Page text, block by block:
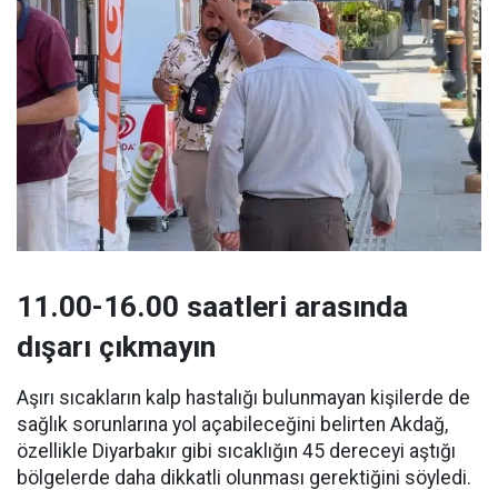
11.00-16.00 saatleri arasında
dışarı çıkmayın
Aşırı sıcakların kalp hastalığı bulunmayan kişilerde de
sağlık sorunlarına yol açabileceğini belirten Akdağ,
özellikle Diyarbakır gibi sıcaklığın 45 dereceyi aştığı
bölgelerde daha dikkatli olunması gerektiğini söyledi.